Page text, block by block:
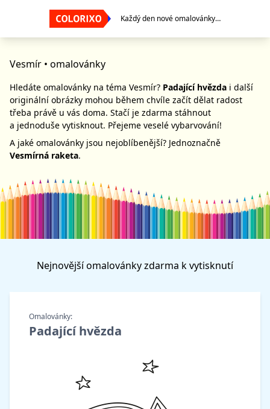
Každý den nové omalovánky…
Vesmír • omalovánky
Hledáte omalovánky na téma Vesmír? Padající hvězda i další
originální obrázky mohou během chvíle začít dělat radost
třeba právě u vás doma. Stačí je zdarma stáhnout
a jednoduše vytisknout. Přejeme veselé vybarvování!
A jaké omalovánky jsou nejoblíbenější? Jednoznačně
Vesmírná raketa.
Nejnovějšíomalovánky zdarma k vytisknutí
Omalovánky:
Padající hvězda